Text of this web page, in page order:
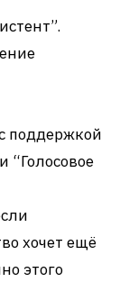
поддержкой
“Голосовое
хочет ещё
этого